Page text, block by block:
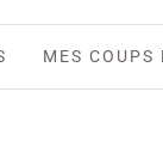
MES COUPS